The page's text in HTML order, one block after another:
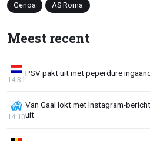
Genoa AS Roma
Meest recent
PSV pakt uit met peperdure
14:31
Van Gaal lokt met Instagram-
uit
14:10